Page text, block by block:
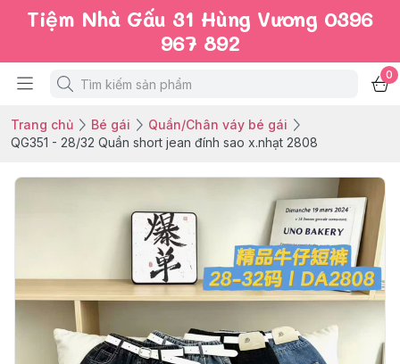
Tiệm Nhà Gấu 31 Hùng Vương 0396
967 892
0
Trang chủ Bé gái
Quần/Chân váy bé gái
QG351 - 28/32 Quần short jean đính sao x.nhạt 2808